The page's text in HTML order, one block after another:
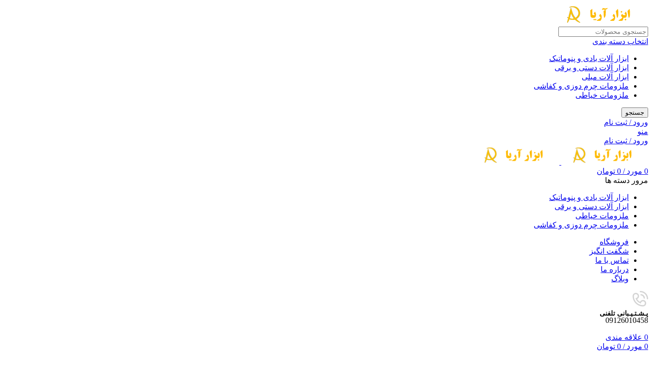
انتخاب دسته بندی
ابزار آلات بادی و پنوماتیک
ابزار آلات دستی و برقی
ابزار آلات مبلی
ملزومات چرم دوزی و کفاشی
ملزومات خیاطی
جستجو
ورود / ثبت نام
منو
ورود / ثبت نام
0 مورد /
0 تومان
مرور دسته ها
ابزار آلات بادی و پنوماتیک
ابزار آلات دستی و برقی
ملزومات خیاطی
ملزومات چرم دوزی و کفاشی
فروشگاه
شگفت انگیز
تماس با ما
درباره ما
وبلاگ
پـشـتـیـبانی تلفنی
09126010458
0 علاقه مندی
0 مورد /
0 تومان